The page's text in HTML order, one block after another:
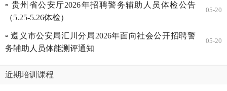
▫ 贵州省公安厅2026年招聘警务辅助人员体检公告
（5.25-5.26体检）
05-20
▫ 遵义市公安局汇川分局2026年面向社会公开招聘警
务辅助人员体能测评通知
05-20
近期培训课程